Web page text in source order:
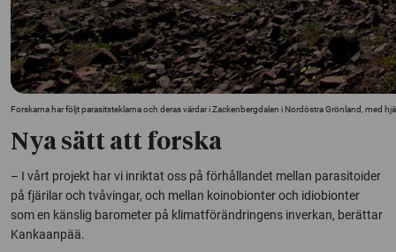
Forskarna har följt parasitsteklarna och deras värdar i Zackenbergdalen i Nordöstra Grönland, med
Nya sätt att forska
– I vårt projekt har vi inriktat oss på förhållandet mellan parasitoider
på fjärilar och tvåvingar, och mellan koinobionter och idiobionter
som en känslig barometer på klimatförändringens inverkan, berättar
Kankaanpää.